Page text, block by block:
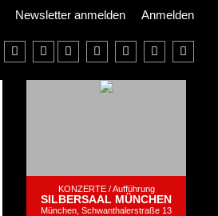
Newsletter anmelden
Anmelden
KONZERTE /Aufführung
SILBERSAAL MÜNCHEN
München, Schwanthalerstraße 13